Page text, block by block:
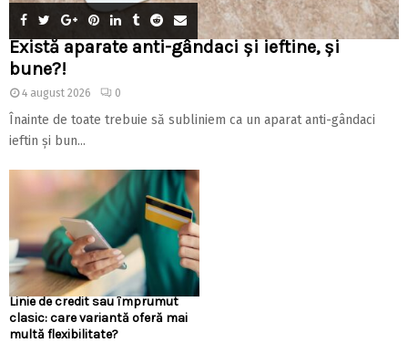
Există aparate anti-gândaci și ieftine, și
bune?!
4 august 2026 0
Înainte de toate trebuie să subliniem ca un aparat anti-gândaci
ieftin și bun...
Linie de credit sau împrumut
clasic: care variantă oferă mai
multă flexibilitate?